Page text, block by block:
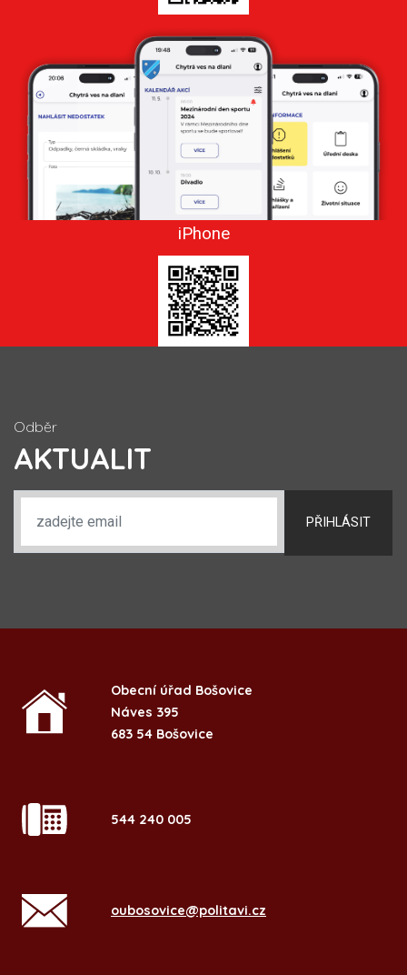
iPhone
Odběr
AKTUALIT
PŘIHLÁSIT
Obecní úřad Bošovice
Náves 395
683 54 Bošovice
544 240 005
oubosovice@politavi.cz